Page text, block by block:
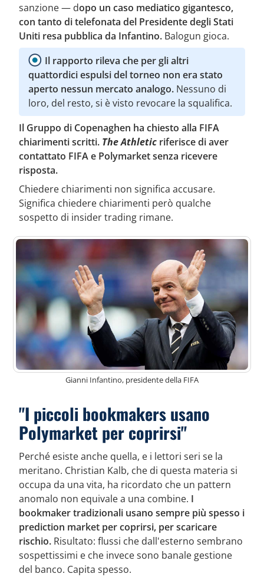
sanzione — dopo un caso mediatico gigantesco,
con tanto di telefonata del Presidente degli Stati
Uniti resa pubblica da Infantino. Balogun gioca.
Il rapporto rileva che per gli altri
quattordici espulsi del torneo non era stato
aperto nessun mercato analogo. Nessuno di
loro, del resto, si è visto revocare la squalifica.
Il Gruppo di Copenaghen ha chiesto alla FIFA
chiarimenti scritti. The Athletic riferisce di aver
contattato FIFA e Polymarket senza ricevere
risposta.
Chiedere chiarimenti non significa accusare.
Significa chiedere chiarimenti però qualche
sospetto di insider trading rimane.
Gianni Infantino, presidente della FIFA
"I piccoli bookmakers usano
Polymarket per coprirsi"
Perché esiste anche quella, e i lettori seri se la
meritano. Christian Kalb, che di questa materia si
occupa da una vita, ha ricordato che un pattern
anomalo non equivale a una combine. I
bookmaker tradizionali usano sempre più spesso i
prediction market per coprirsi, per scaricare
rischio. Risultato: flussi che dall'esterno sembrano
sospettissimi e che invece sono banale gestione
del banco. Capita spesso.